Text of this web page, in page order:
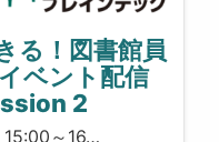
る！図書館員
ベント配信
2
15:00～16…